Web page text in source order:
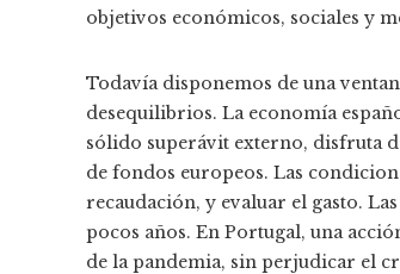
objetivos económicos, sociales y
Todavía disponemos de una
desequilibrios. La economía
sólido superávit externo, disfruta
de fondos europeos. Las
recaudación, y evaluar el gasto.
pocos años. En Portugal, una
de la pandemia, sin perjudicar el